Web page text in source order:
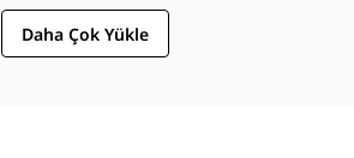
Daha Çok Yükle